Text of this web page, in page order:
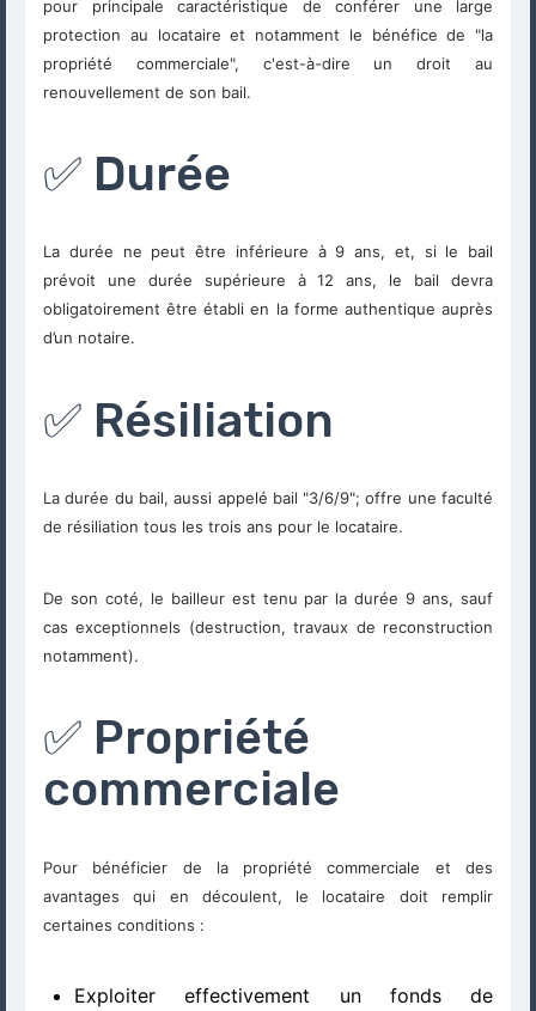
pour principale caractéristique de conférer une large
protection au locataire et notamment le bénéfice de "la
propriété commerciale", c'est-à-dire un droit au
renouvellement de son bail.
✅ Durée
La durée ne peut être inférieure à 9 ans, et, si le bail
prévoit une durée supérieure à 12 ans, le bail devra
obligatoirement être établi en la forme authentique auprès
d’un notaire.
✅ Résiliation
La durée du bail, aussi appelé bail "3/6/9"; offre une faculté
de résiliation tous les trois ans pour le locataire.
De son coté, le bailleur est tenu par la durée 9 ans, sauf
cas exceptionnels (destruction, travaux de reconstruction
notamment).
✅ Propriété
commerciale
Pour bénéficier de la propriété commerciale et des
avantages qui en découlent, le locataire doit remplir
certaines conditions :
Exploiter effectivement un fonds de